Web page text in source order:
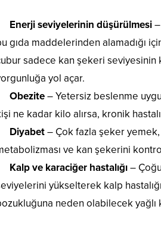
Enerji seviyelerinin düşürülmesi
gıda maddelerinden alamadığı
sadece kan şekeri seviyesinin
yol açar.
Obezite– Yetersiz beslenme
ne kadar kilo alırsa, kronik
Diyabet– Çok fazla şeker
ve kan şekerini
Kalp ve karaciğer hastalığı–
yükselterek kalp
neden olabilecek